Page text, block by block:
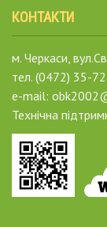
КОНТАКТИ
м. Черкаси,
тел. (0472) 35-
e-mail:
Технічна